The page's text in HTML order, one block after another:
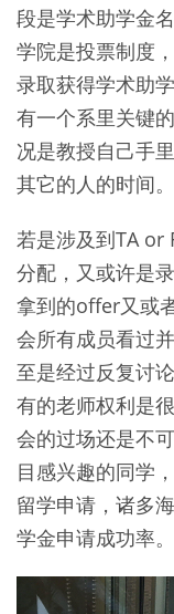
段是学术助学金
学院是投票制度
录取获得学术助
有一个系里关键
况是教授自己手
其它的人的时间。
若是涉及到TA
分配，又或许是
拿到的offer又或
会所有成员看过
至是经过反复讨
有的老师权利是
会的过场还是不
目感兴趣的同学
留学申请，诸多
学金申请成功率。